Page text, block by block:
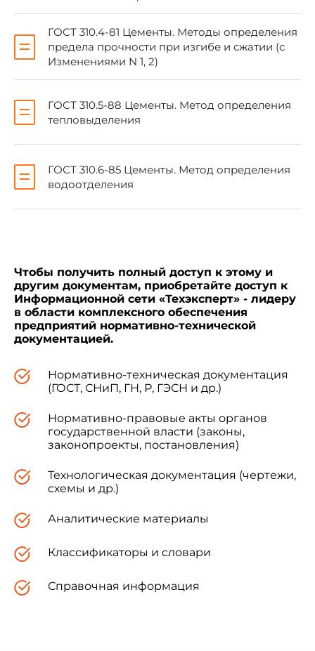
5. ПЕРЕИЗДАНИЕ. Декабрь 2003 г.
цемент, получаемый на основе
портландцементного клинкера и
применяемых при производстве кладочных,
изготовления неармированных бетонов марок
М 50 и ниже, к которым не предъявляются
ГОСТ 310.4-81 Цементы. Методы определения
предела прочности при изгибе и сжатии (с
Изменениями N 1, 2)
ГОСТ 310.5-88 Цементы. Метод определения
тепловыделения
ГОСТ 310.6-85 Цементы. Метод определения
водоотделения
Чтобы получить полный доступ к этому и
другим документам, приобретайте доступ к
Информационной сети «Техэксперт» - лидеру
в области комплексного обеспечения
предприятий нормативно-технической
документацией.
Нормативно-техническая документация
(ГОСТ, СНиП, ГН, Р, ГЭСН и др.)
Нормативно-правовые акты органов
государственной власти (законы,
законопроекты, постановления)
Технологическая документация (чертежи,
схемы и др.)
Аналитические материалы
Классификаторы и словари
Справочная информация